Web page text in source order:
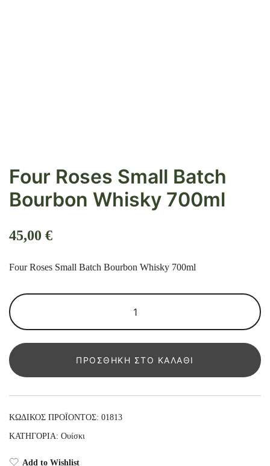
Four Roses Small Batch
Bourbon Whisky 700ml
45,00 €
Four Roses Small Batch Bourbon Whisky 700ml
Roses
Small
Bourbon
Whisky
700ml
ΠΡΟΣΘΉΚΗ ΣΤΟ ΚΑΛΆΘΙ
ΚΩΔΙΚΌΣ ΠΡΟΪΌΝΤΟΣ: 01813
ΚΑΤΗΓΟΡΊΑ: Ουίσκι
Add to Wishlist